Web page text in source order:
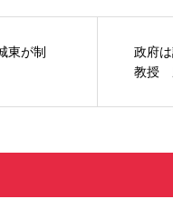
東が制
政府
教授